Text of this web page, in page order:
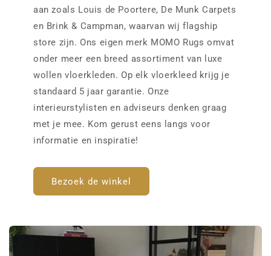
aan zoals Louis de Poortere, De Munk Carpets
en Brink & Campman, waarvan wij flagship
store zijn. Ons eigen merk MOMO Rugs omvat
onder meer een breed assortiment van luxe
wollen vloerkleden. Op elk vloerkleed krijg je
standaard 5 jaar garantie. Onze
interieurstylisten en adviseurs denken graag
met je mee. Kom gerust eens langs voor
informatie en inspiratie!
Bezoek de winkel